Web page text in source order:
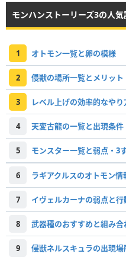
モンハンストーリーズ3の人気
1 オトモン一覧と卵の模様
2 侵獣の場所一覧とメリット
3 レベル上げの効率的なや
4 天変古龍の一覧と出現条件
5 モンスター一覧と弱点・3
6 ラギアクルスのオトモン
7 イヴェルカーナの弱点と
8 武器種のおすすめと組み
9 侵獣ネルスキュラの出現